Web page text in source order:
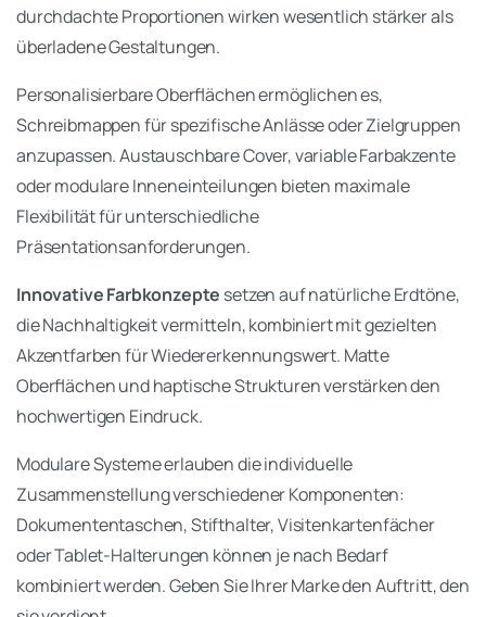
durchdachte Proportionen wirken wesentlich stärker als
überladene Gestaltungen.
Personalisierbare Oberflächen ermöglichen es,
Schreibmappen für spezifische Anlässe oder Zielgruppen
anzupassen. Austauschbare Cover, variable Farbakzente
oder modulare Inneneinteilungen bieten maximale
Flexibilität für unterschiedliche
Präsentationsanforderungen.
Innovative Farbkonzepte setzen auf natürliche Erdtöne,
die Nachhaltigkeit vermitteln, kombiniert mit gezielten
Akzentfarben für Wiedererkennungswert. Matte
Oberflächen und haptische Strukturen verstärken den
hochwertigen Eindruck.
Modulare Systeme erlauben die individuelle
Zusammenstellung verschiedener Komponenten:
Dokumententaschen, Stifthalter, Visitenkartenfächer
oder Tablet-Halterungen können je nach Bedarf
kombiniert werden. Geben Sie Ihrer Marke den Auftritt, den